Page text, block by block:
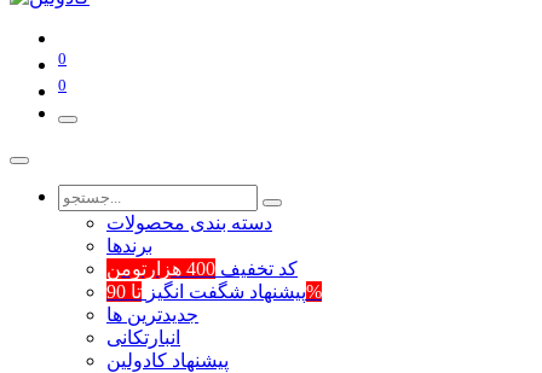
0
0
دسته بندی محصولات
برند‌ها
کد تخفیف 400 هزارتومن
پیشنهاد شگفت انگیزتا 90%
جدیدترین ها
انبارتکانی
پیشنهاد کادولین